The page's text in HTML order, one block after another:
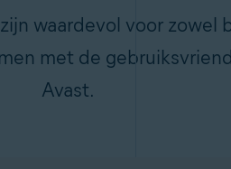
waardevol voor zowel
met de
Avast.